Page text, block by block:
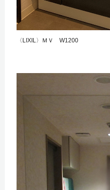
〈LIXIL〉ＭＶ W1200